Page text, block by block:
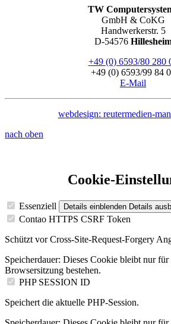
TW
GmbH & CoKG
Handwerkerstr. 5
D-54576
+49 (0) 6593/80 280
+49 (0) 6593/99 84
E-Mail
webdesign: reutermedien-
nach oben
Cookie-
Essenziell Details einblenden Details
Contao HTTPS CSRF Token
Schützt vor Cross-Site-Request-Forgery
Speicherdauer: Dieses Cookie bleibt nur für
Browsersitzung bestehen.
PHP SESSION ID
Speichert die aktuelle PHP-Session.